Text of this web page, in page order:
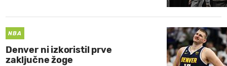
NBA
Denver ni izkoristil prve
zaključne žoge